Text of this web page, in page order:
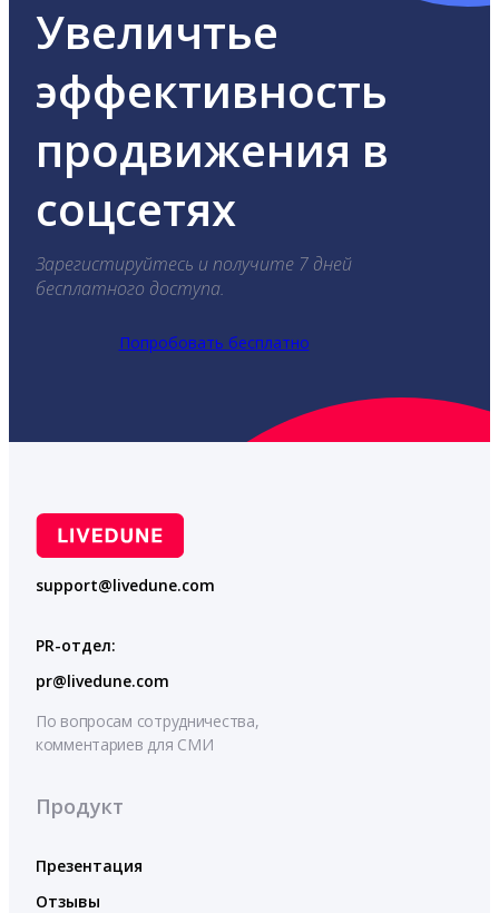
Увеличтье
эффективность
продвижения в
соцсетях
Зарегистируйтесь и получите 7 дней
бесплатного доступа.
Попробовать бесплатно
support@livedune.com
PR-отдел:
pr@livedune.com
По вопросам сотрудничества,
комментариев для СМИ
Продукт
Презентация
Отзывы